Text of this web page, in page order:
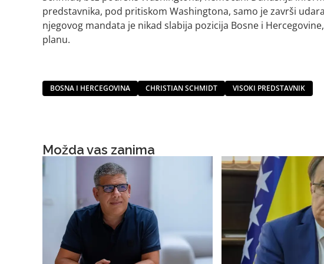
predstavnika, pod pritiskom Washingtona, samo je završi
njegovog mandata je nikad slabija pozicija Bosne i
planu.
BOSNA I HERCEGOVINA CHRISTIAN SCHMIDT VISOKI PREDSTAVNIK
Možda vas zanima